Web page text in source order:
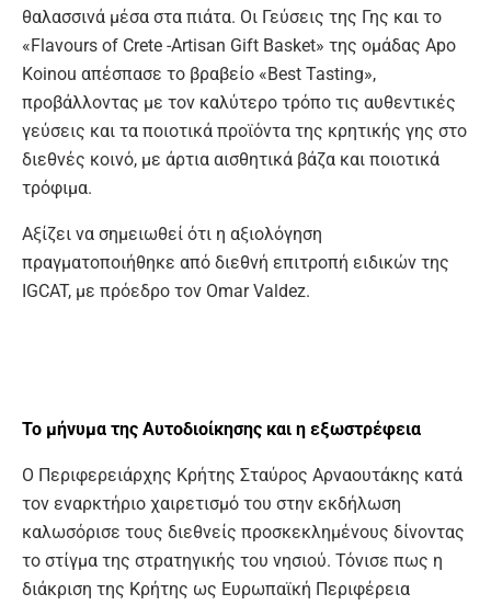
θαλασσινά μέσα στα πιάτα. Οι Γεύσεις της Γης και το
«Flavours of Crete -Artisan Gift Basket» της ομάδας Apo
Koinou απέσπασε το βραβείο «Best Tasting»,
προβάλλοντας με τον καλύτερο τρόπο τις αυθεντικές
γεύσεις και τα ποιοτικά προϊόντα της κρητικής γης στο
διεθνές κοινό, με άρτια αισθητικά βάζα και ποιοτικά
τρόφιμα.
Αξίζει να σημειωθεί ότι η αξιολόγηση
πραγματοποιήθηκε από διεθνή επιτροπή ειδικών της
IGCAT, με πρόεδρο τον Omar Valdez.
Το μήνυμα της Αυτοδιοίκησης και η εξωστρέφεια
Ο Περιφερειάρχης Κρήτης Σταύρος Αρναουτάκης κατά
τον εναρκτήριο χαιρετισμό του στην εκδήλωση
καλωσόρισε τους διεθνείς προσκεκλημένους δίνοντας
το στίγμα της στρατηγικής του νησιού. Τόνισε πως η
διάκριση της Κρήτης ως Ευρωπαϊκή Περιφέρεια